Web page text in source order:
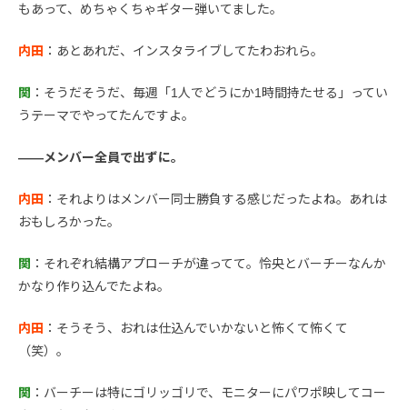
もあって、めちゃくちゃギター弾いてました。
内田 ：あとあれだ、インスタライブしてたわおれら。
関 ：そうだそうだ、毎週「1人でどうにか1時間持たせる」ってい
うテーマでやってたんですよ。
――メンバー全員で出ずに。
内田 ：それよりはメンバー同士勝負する感じだったよね。あれは
おもしろかった。
関 ：それぞれ結構アプローチが違ってて。怜央とバーチーなんか
かなり作り込んでたよね。
内田 ：そうそう、おれは仕込んでいかないと怖くて怖くて
（笑）。
関 ：バーチーは特にゴリッゴリで、モニターにパワポ映してコー